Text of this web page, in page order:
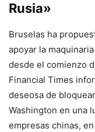
Rusia»
Bruselas ha
apoyar la
desde el comienzo
Financial Times
deseosa de
Washington en una
empresas chinas,